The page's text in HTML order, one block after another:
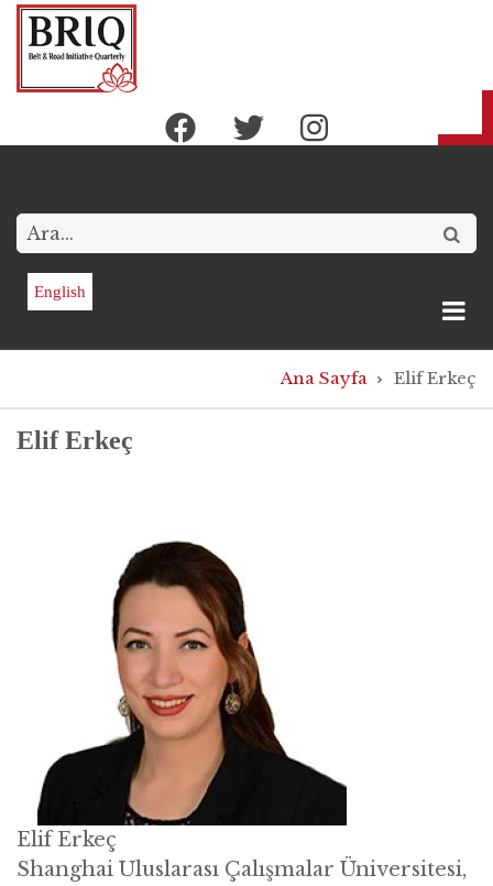
Ana
içeriğe
Arama
English
yolu
Ana Sayfa Elif Erkeç
Elif Erkeç
Elif Erkeç
Shanghai Uluslarası Çalışmalar Üniversitesi,